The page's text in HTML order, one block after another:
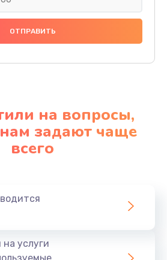
праймера
1000 руб.
Заказать
чистка
Заказать
на вопросы,
задают чаще
всего
на услуги